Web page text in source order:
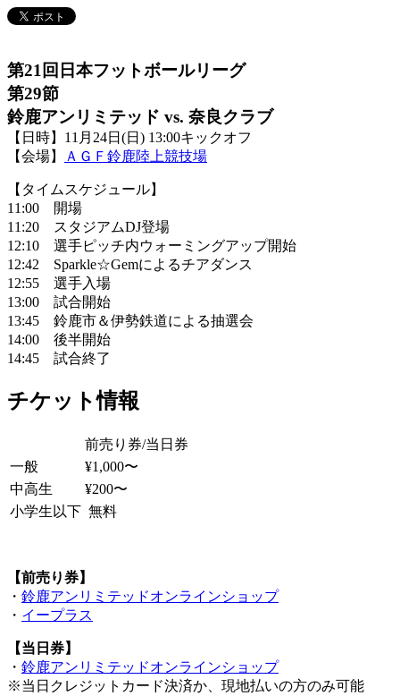
第21回日本フットボールリーグ
第29節
鈴鹿アンリミテッド vs. 奈良クラブ
【日時】11月24日(日) 13:00キックオフ
【会場】
ＡＧＦ鈴鹿陸上競技場
【タイムスケジュール】
11:00 開場
11:20 スタジアムDJ登場
12:10 選手ピッチ内ウォーミングアップ開始
12:42 Sparkle☆Gemによるチアダンス
12:55 選手入場
13:00 試合開始
13:45 鈴鹿市＆伊勢鉄道による抽選会
14:00 後半開始
14:45 試合終了
チケット情報
前売り券/当日券
一般
¥1,000〜
中高生
¥200〜
小学生以下 無料
【前売り券】
・ 鈴鹿アンリミテッドオンラインショップ
・ イープラス
【当日券】
・ 鈴鹿アンリミテッドオンラインショップ
※当日クレジットカード決済か、現地払いの方のみ可能